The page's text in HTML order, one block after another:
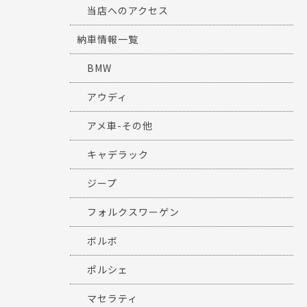
当店へのアクセス
納車情報一覧
BMW
アウディ
アメ車-その他
キャデラック
ジープ
フォルクスワーゲン
ボルボ
ポルシェ
マセラティ